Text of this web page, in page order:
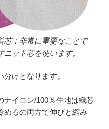
芯：非常に重要なことで
ット芯を使います。
けとなります。
ナイロン/100％生地は織芯
めるの両方で伸びと縮み